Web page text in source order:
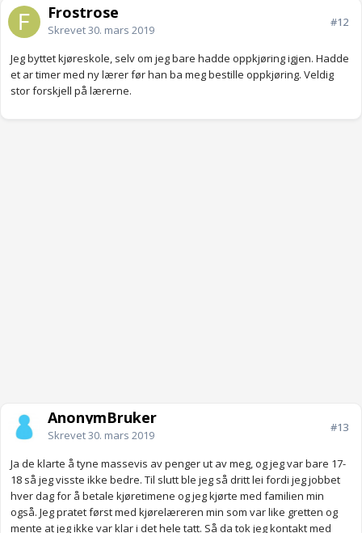
Frostrose
Skrevet30. mars 2019
#12
Jeg byttet kjøreskole, selv om jeg bare hadde oppkjøring igjen. Hadde
et ar timer med ny lærer før han ba meg bestille oppkjøring. Veldig
stor forskjell på lærerne.
AnonymBruker
Skrevet30. mars 2019
#13
Ja de klarte å tyne massevis av penger ut av meg, og jeg var bare 17-
18 så jeg visste ikke bedre. Til slutt ble jeg så dritt lei fordi jeg jobbet
hver dag for å betale kjøretimene og jeg kjørte med familien min
også. Jeg pratet først med kjørelæreren min som var like gretten og
mente at jeg ikke var klar i det hele tatt. Så da tok jeg kontakt med